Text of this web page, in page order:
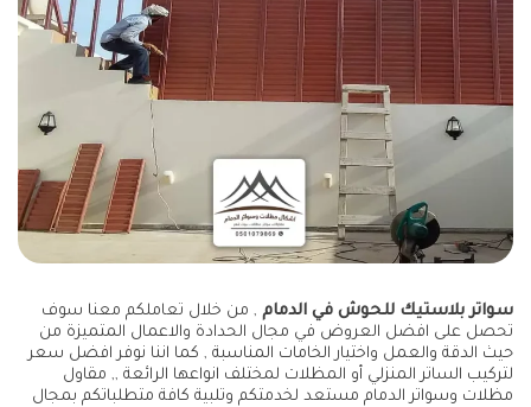
سواتر بلاستيك للحوش في الدمام , من خلال تعاملكم معنا سوف
تحصل على افضل العروض في مجال الحدادة والاعمال المتميزة من
حيث الدقة والعمل واختيار الخامات المناسبة , كما اننا نوفر افضل سعر
لتركيب الساتر المنزلي أو المظلات لمختلف انواعها الرائعة ,, مقاول
مظلات وسواتر الدمام مستعد لخدمتكم وتلبية كافة متطلباتكم بمجال